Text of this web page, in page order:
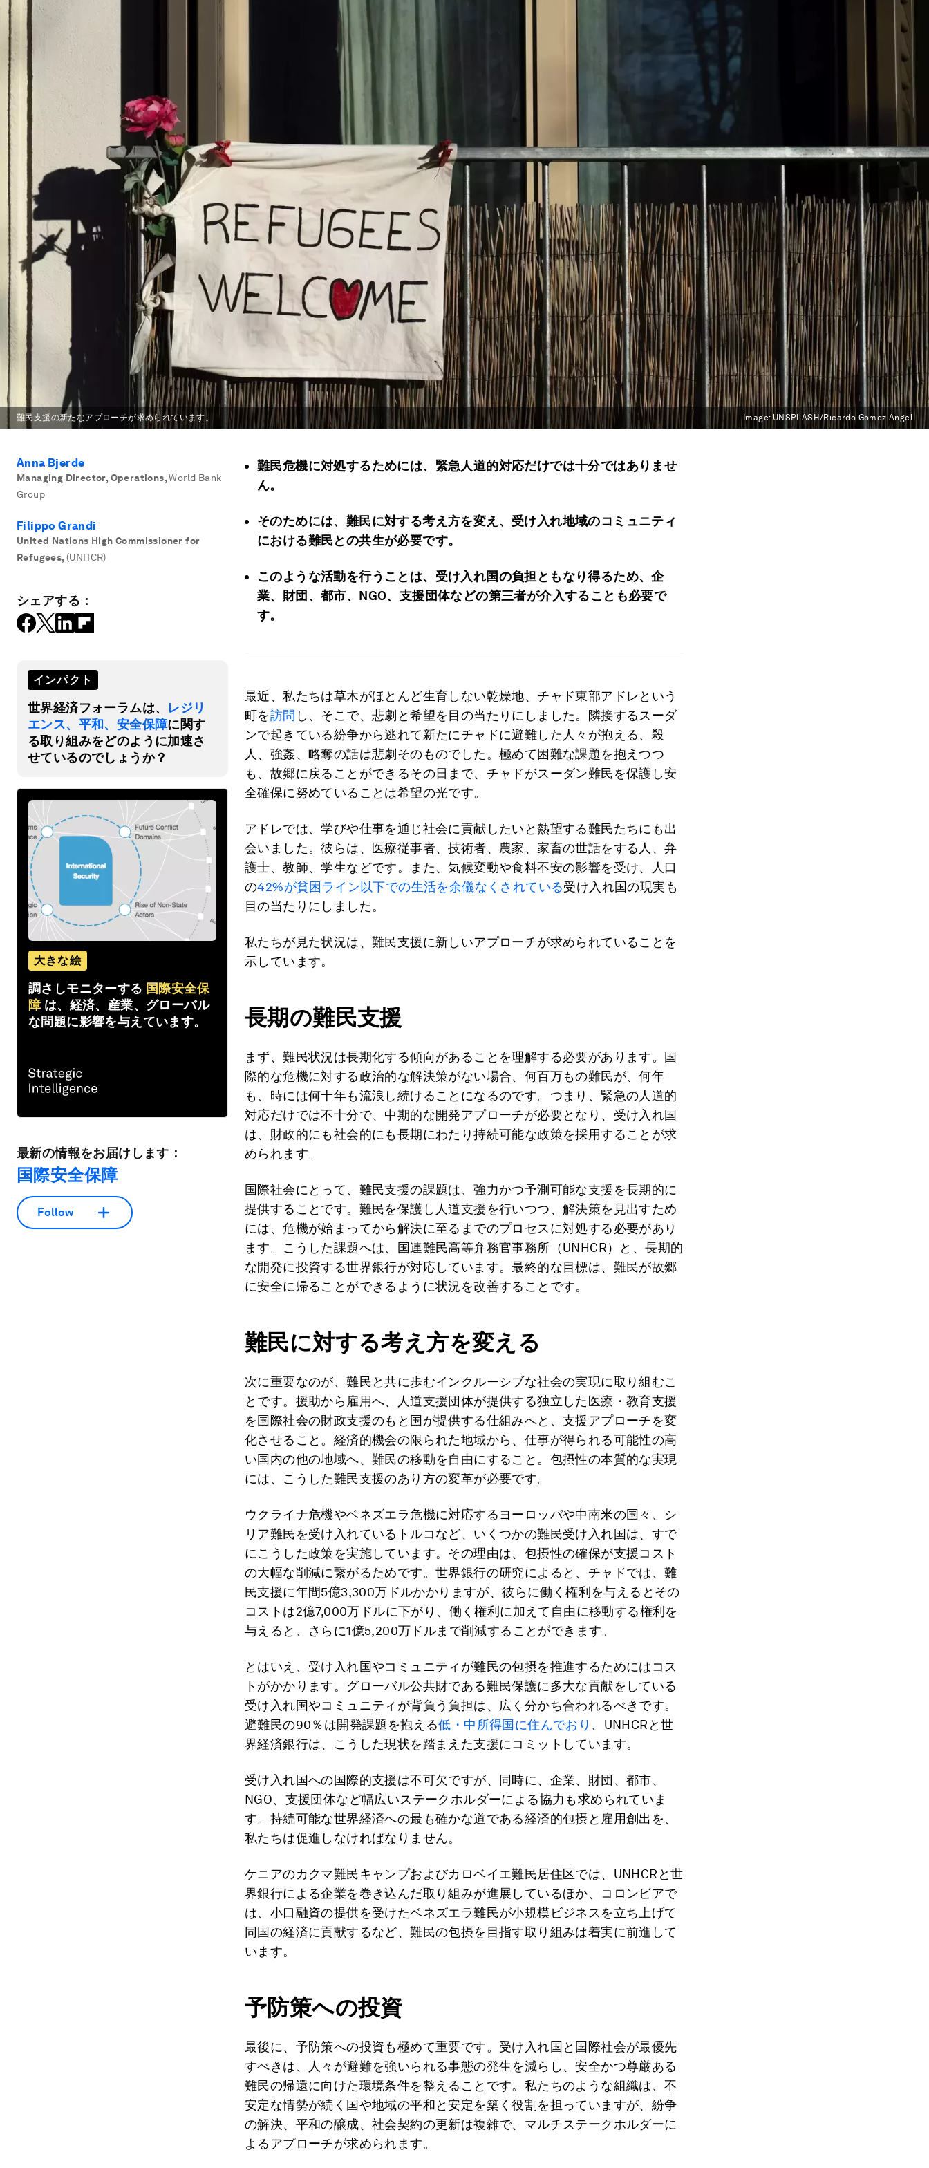
難民支援の新たなアプローチが求められています。 Image: UNSPLASH/Ricardo Gomez Angel
Anna Bjerde
Managing Director, Operations, World Bank
Group
Filippo Grandi
United Nations High Commissioner for
Refugees, (UNHCR)
シェアする：
インパクト
世界経済フォーラムは、 レジリ
エンス、平和、安全保障に関す
る取り組みをどのように加速さ
せているのでしょうか？
大きな絵
調さしモニターする 国際安全保
障 は、経済、産業、グローバル
な問題に影響を与えています。
最新の情報をお届けします：
国際安全保障
Follow
難民危機に対処するためには、緊急人道的対応だけでは十分ではありませ
ん。
そのためには、難民に対する考え方を変え、受け入れ地域のコミュニティ
における難民との共生が必要です。
このような活動を行うことは、受け入れ国の負担ともなり得るため、企
業、財団、都市、NGO、支援団体などの第三者が介入することも必要で
す。
最近、私たちは草木がほとんど生育しない乾燥地、チャド東部アドレという
町を訪問 し、そこで、悲劇と希望を目の当たりにしました。隣接するスーダ
ンで起きている紛争から逃れて新たにチャドに避難した人々が抱える、殺
人、強姦、略奪の話は悲劇そのものでした。極めて困難な課題を抱えつつ
も、故郷に戻ることができるその日まで、チャドがスーダン難民を保護し安
全確保に努めていることは希望の光です。
アドレでは、学びや仕事を通じ社会に貢献したいと熱望する難民たちにも出
会いました。彼らは、医療従事者、技術者、農家、家畜の世話をする人、弁
護士、教師、学生などです。また、気候変動や食料不安の影響を受け、人口
の42%が貧困ライン以下での生活を余儀なくされている受け入れ国の現実も
目の当たりにしました。
私たちが見た状況は、難民支援に新しいアプローチが求められていることを
示しています。
長期の難民支援
まず、難民状況は長期化する傾向があることを理解する必要があります。国
際的な危機に対する政治的な解決策がない場合、何百万もの難民が、何年
も、時には何十年も流浪し続けることになるのです。つまり、緊急の人道的
対応だけでは不十分で、中期的な開発アプローチが必要となり、受け入れ国
は、財政的にも社会的にも長期にわたり持続可能な政策を採用することが求
められます。
国際社会にとって、難民支援の課題は、強力かつ予測可能な支援を長期的に
提供することです。難民を保護し人道支援を行いつつ、解決策を見出すため
には、危機が始まってから解決に至るまでのプロセスに対処する必要があり
ます。こうした課題へは、国連難民高等弁務官事務所（UNHCR）と、長期的
な開発に投資する世界銀行が対応しています。最終的な目標は、難民が故郷
に安全に帰ることができるように状況を改善することです。
難民に対する考え方を変える
次に重要なのが、難民と共に歩むインクルーシブな社会の実現に取り組むこ
とです。援助から雇用へ、人道支援団体が提供する独立した医療・教育支援
を国際社会の財政支援のもと国が提供する仕組みへと、支援アプローチを変
化させること。経済的機会の限られた地域から、仕事が得られる可能性の高
い国内の他の地域へ、難民の移動を自由にすること。包摂性の本質的な実現
には、こうした難民支援のあり方の変革が必要です。
ウクライナ危機やベネズエラ危機に対応するヨーロッパや中南米の国々、シ
リア難民を受け入れているトルコなど、いくつかの難民受け入れ国は、すで
にこうした政策を実施しています。その理由は、包摂性の確保が支援コスト
の大幅な削減に繋がるためです。世界銀行の研究によると、チャドでは、難
民支援に年間5億3,300万ドルかかりますが、彼らに働く権利を与えるとその
コストは2億7,000万ドルに下がり、働く権利に加えて自由に移動する権利を
与えると、さらに1億5,200万ドルまで削減することができます。
とはいえ、受け入れ国やコミュニティが難民の包摂を推進するためにはコス
トがかかります。グローバル公共財である難民保護に多大な貢献をしている
受け入れ国やコミュニティが背負う負担は、広く分かち合われるべきです。
避難民の90％は開発課題を抱える低・中所得国に住んでおり 、UNHCRと世
界経済銀行は、こうした現状を踏まえた支援にコミットしています。
受け入れ国への国際的支援は不可欠ですが、同時に、企業、財団、都市、
NGO、支援団体など幅広いステークホルダーによる協力も求められていま
す。持続可能な世界経済への最も確かな道である経済的包摂と雇用創出を、
私たちは促進しなければなりません。
ケニアのカクマ難民キャンプおよびカロベイエ難民居住区では、UNHCRと世
界銀行による企業を巻き込んだ取り組みが進展しているほか、コロンビアで
は、小口融資の提供を受けたベネズエラ難民が小規模ビジネスを立ち上げて
同国の経済に貢献するなど、難民の包摂を目指す取り組みは着実に前進して
います。
予防策への投資
最後に、予防策への投資も極めて重要です。受け入れ国と国際社会が最優先
すべきは、人々が避難を強いられる事態の発生を減らし、安全かつ尊厳ある
難民の帰還に向けた環境条件を整えることです。私たちのような組織は、不
安定な情勢が続く国や地域の平和と安定を築く役割を担っていますが、紛争
の解決、平和の醸成、社会契約の更新は複雑で、マルチステークホルダーに
よるアプローチが求められます。